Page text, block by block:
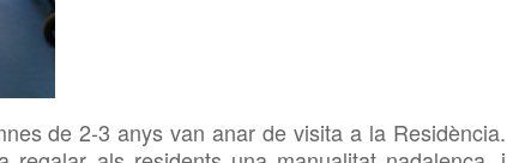
de 2-3 anys van anar de visita a la Residència.